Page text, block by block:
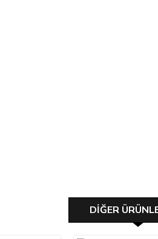
DIĞER